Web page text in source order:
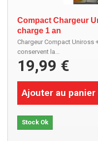
Compact Chargeur
charge 1 an
Chargeur Compact Uniross
conservent la...
19,99 €
Ajouter au panier
Stock Ok